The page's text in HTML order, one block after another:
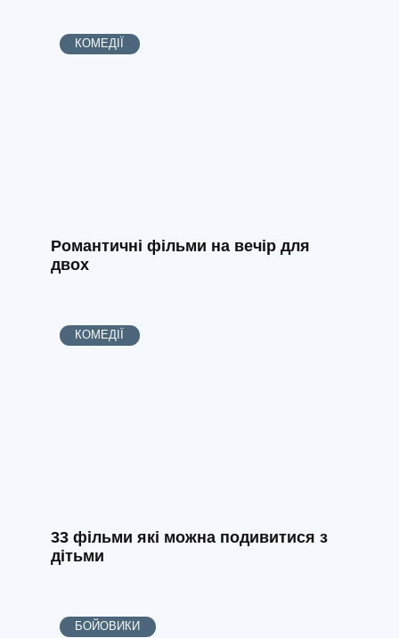
КОМЕДІЇ
Романтичні фільми на вечір для
двох
КОМЕДІЇ
33 фільми які можна подивитися з
дітьми
БОЙОВИКИ